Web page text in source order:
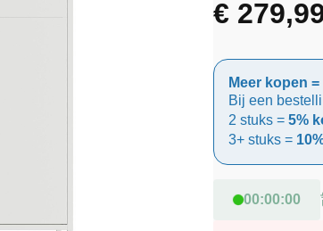
€
Meer kopen
Bij een
2 stuks = 5%
3+ stuks =
00:00:00